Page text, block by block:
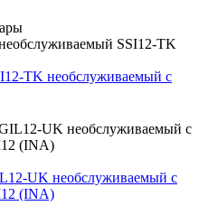
TK необслуживаемый с
UK необслуживаемый с
(INA)